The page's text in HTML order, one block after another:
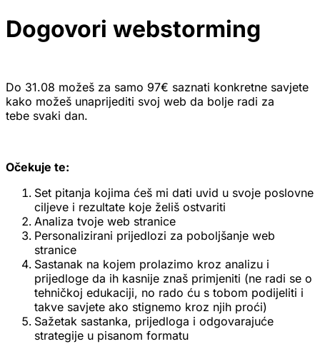
Dogovori webstorming
Do 31.08 možeš za samo 97€ saznati konkretne savjete
kako možeš unaprijediti svoj web da bolje radi za
tebe svaki dan.
Očekuje te:
Set pitanja kojima ćeš mi dati uvid u svoje poslovne
ciljeve i rezultate koje želiš ostvariti
Analiza tvoje web stranice
Personalizirani prijedlozi za poboljšanje web
stranice
Sastanak na kojem prolazimo kroz analizu i
prijedloge da ih kasnije znaš primjeniti (ne radi se o
tehničkoj edukaciji, no rado ću s tobom podijeliti i
takve savjete ako stignemo kroz njih proći)
Sažetak sastanka, prijedloga i odgovarajuće
strategije u pisanom formatu